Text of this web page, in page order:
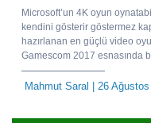
Microsoft’un 4K oyun
kendini gösterir göstermez
hazırlanan en güçlü video
Gamescom 2017 esnasında
Mahmut Saral | 26